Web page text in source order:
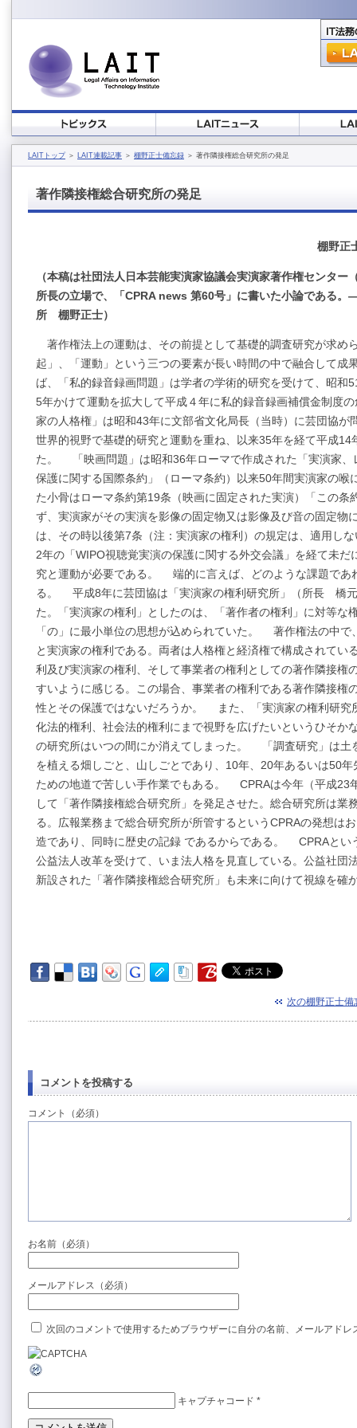
LAITトップ＞ LAIT連載記事 ＞ 棚野正士備忘録 ＞ 著作隣接権総合研究所の発足
著作隣接権総合研究所の発足
棚野正
（本稿は社団法人日本芸能実演家協議会実演家著作権センター
所長の立場で、「CPRA news 第60号」に書いた小論である
所 棚野正士）
著作権法上の運動は、その前提として基礎的調査研究が求め
起」、「運動」という三つの要素が長い時間の中で融合して
ば、「私的録音録画問題」は学者の学術的研究を受けて、昭和
5年かけて運動を拡大して平成４年に私的録音録画補償金制度
家の人格権」は昭和43年に文部省文化局長（当時）に芸団協が
世界的視野で基礎的研究と運動を重ね、以来35年を経て平成14
た。 「映画問題」は昭和36年ローマで作成された「実演家、
保護に関する国際条約」（ローマ条約）以来50年間実演家の喉
た小骨はローマ条約第19条（映画に固定された実演）「この条
ず、実演家がその実演を影像の固定物又は影像及び音の固定物
は、その時以後第7条（注：実演家の権利）の規定は、適用し
2年の「WIPO視聴覚実演の保護に関する外交会議」を経て未だ
究と運動が必要である。 端的に言えば、どのような課題であ
る。 平成8年に芸団協は「実演家の権利研究所」（所長 橋
た。「実演家の権利」としたのは、「著作者の権利」に対等な
「の」に最小単位の思想が込められていた。 著作権法の中で
と実演家の権利である。両者は人格権と経済権で構成されてい
利及び実演家の権利、そして事業者の権利としての著作隣接権
すいように感じる。この場合、事業者の権利である著作隣接権
性とその保護ではないだろうか。 また、「実演家の権利研究
化法的権利、社会法的権利にまで視野を広げたいというひそ
の研究所はいつの間にか消えてしまった。 「調査研究」は土
を植える畑しごと、山しごとであり、10年、20年あるいは50
ための地道で苦しい手作業でもある。 CPRAは今年（平成23
して「著作隣接権総合研究所」を発足させた。総合研究所は業
る。広報業務まで総合研究所が所管するというCPRAの発想は
造であり、同時に歴史の記録 であるからである。 CPRAとい
公益法人改革を受けて、いま法人格を見直している。公益社団
新設された「著作隣接権総合研究所」も未来に向けて視線を確
次の棚野正士備
コメントを投稿する
コメント（必須）
お名前（必須）
メールアドレス（必須）
次回のコメントで使用するためブラウザーに自分の名前、メールアドレ
キャプチャコード *